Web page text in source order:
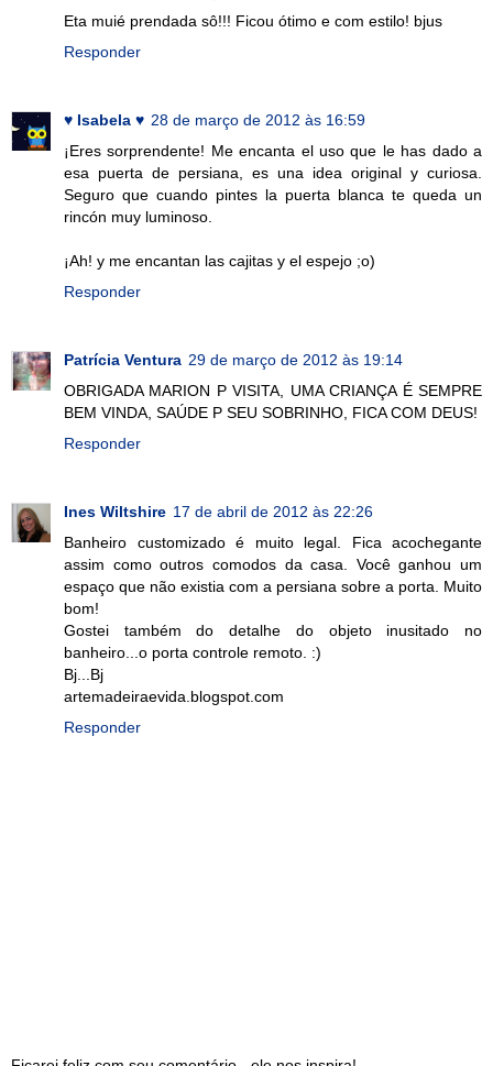
Eta muié prendada sô!!! Ficou ótimo e com estilo! bjus
Responder
♥ Isabela ♥ 28 de março de 2012 às 16:59
¡Eres sorprendente! Me encanta el uso que le has dado a
esa puerta de persiana, es una idea original y curiosa.
Seguro que cuando pintes la puerta blanca te queda un
rincón muy luminoso.
¡Ah! y me encantan las cajitas y el espejo ;o)
Responder
Patrícia Ventura 29 de março de 2012 às 19:14
OBRIGADA MARION P VISITA, UMA CRIANÇA É SEMPRE
BEM VINDA, SAÚDE P SEU SOBRINHO, FICA COM DEUS!
Responder
Ines Wiltshire 17 de abril de 2012 às 22:26
Banheiro customizado é muito legal. Fica acochegante
assim como outros comodos da casa. Você ganhou um
espaço que não existia com a persiana sobre a porta. Muito
bom!
Gostei também do detalhe do objeto inusitado no
banheiro...o porta controle remoto. :)
Bj...Bj
artemadeiraevida.blogspot.com
Responder